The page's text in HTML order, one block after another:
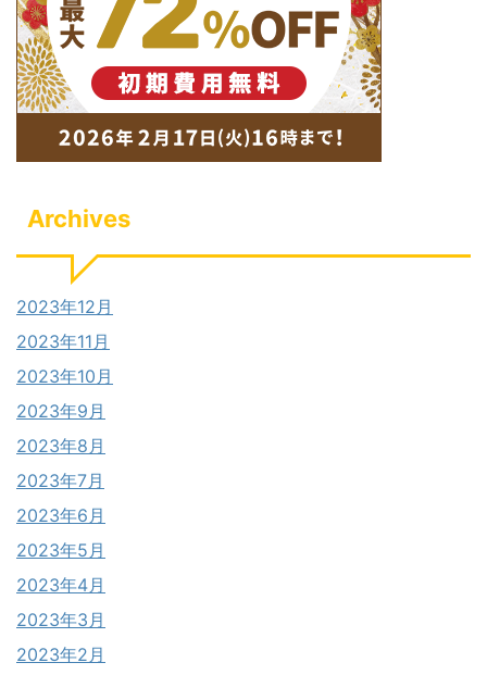
Archives
2023年12月
2023年11月
2023年10月
2023年9月
2023年8月
2023年7月
2023年6月
2023年5月
2023年4月
2023年3月
2023年2月